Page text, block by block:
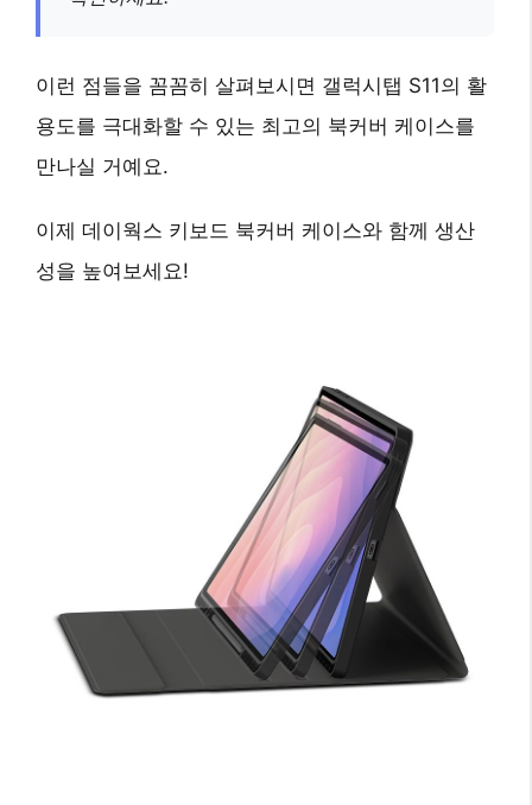
이런 점들을 꼼꼼히 살펴보시면 갤럭시탭 S11의 활
용도를 극대화할 수 있는 최고의 북커버 케이스를
만나실 거예요.
이제 데이웍스 키보드 북커버 케이스와 함께 생산
성을 높여보세요!